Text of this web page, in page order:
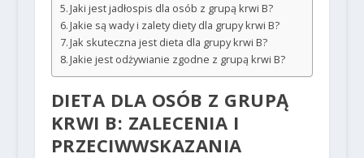
Jaki jest jadłospis dla osób z grupą krwi B?
Jakie są wady i zalety diety dla grupy krwi B?
Jak skuteczna jest dieta dla grupy krwi B?
Jakie jest odżywianie zgodne z grupą krwi B?
DIETA DLA OSÓB Z GRUPĄ
KRWI B: ZALECENIA I
PRZECIWWSKAZANIA